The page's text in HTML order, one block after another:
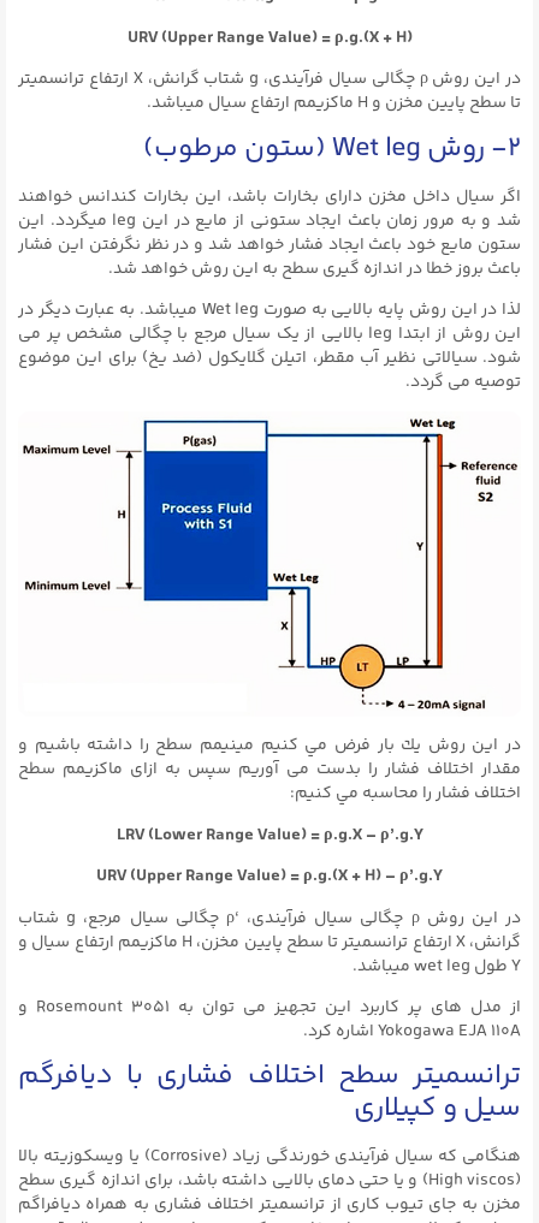
URV (Upper Range Value) = ρ.g.(X + H)
در این روش ρ چگالی سیال فرآیندی، g شتاب گرانش، X ارتفاع ترانسمیتر
تا سطح پایین مخزن و H ماکزیمم ارتفاع سیال میباشد.
۲- روش Wet leg (ستون مرطوب)
اگر سیال داخل مخزن دارای بخارات باشد، این بخارات کندانس خواهند
شد و به مرور زمان باعث ایجاد ستونی از مایع در این leg میگردد. این
ستون مایع خود باعث ایجاد فشار خواهد شد و در نظر نگرفتن این فشار
باعث بروز خطا در اندازه گیری سطح به این روش خواهد شد.
لذا در این روش پایه بالایی به صورت Wet leg میباشد. به عبارت دیگر در
این روش از ابتدا leg بالایی از یک سیال مرجع با چگالی مشخص پر می
شود. سیالاتی نظیر آب مقطر، اتیلن گلایکول (ضد یخ) برای این موضوع
توصیه می گردد.
در اين روش يك بار فرض مي كنيم مينيمم سطح را داشته باشیم و
مقدار اختلاف فشار را بدست می آوریم سپس به ازای ماكزيمم سطح
اختلاف فشار را محاسبه مي كنيم:
LRV (Lower Range Value) = ρ.g.X – ρ’.g.Y
URV (Upper Range Value) = ρ.g.(X + H) – ρ’.g.Y
در این روش ρ چگالی سیال فرآیندی، ‘ρ چگالی سیال مرجع، g شتاب
گرانش، X ارتفاع ترانسمیتر تا سطح پایین مخزن، H ماکزیمم ارتفاع سیال و
Y طول wet leg میباشد.
از مدل های پر کاربرد این تجهیز می توان به Rosemount ۳۰۵۱ و
Yokogawa EJA 110A اشاره کرد.
ترانسمیتر سطح اختلاف فشاری با دیافرگم
سیل و کپیلاری
هنگامی که سیال فرآیندی خورندگی زیاد (Corrosive) یا ویسکوزیته بالا
(High viscos) و یا حتی دمای بالایی داشته باشد، برای اندازه گیری سطح
مخزن به جای تیوب کاری از ترانسمیتر اختلاف فشاری به همراه دیافراگم